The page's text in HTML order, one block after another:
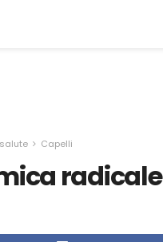
Capelli
radicale